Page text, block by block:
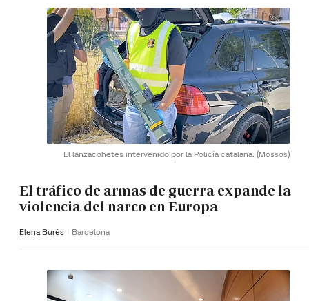
El lanzacohetes intervenido por la Policía catalana. (Mossos)
El tráfico de armas de guerra expande la
violencia del narco en Europa
Elena Burés Barcelona